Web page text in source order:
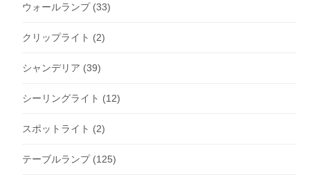
ウォールランプ(33)
クリップライト (2)
シャンデリア (39)
シーリングライト (12)
スポットライト (2)
テーブルランプ(125)